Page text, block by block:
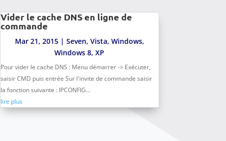
Vider le cache DNS en ligne de
commande
Mar 21, 2015| Seven, Vista, Windows,
Windows 8,XP
Pour vider le cache DNS : Menu démarrer -> Exécuter,
saisir CMD puis entrée Sur l'invite de commande saisir
la fonction suivante : IPCONFIG...
lire plus